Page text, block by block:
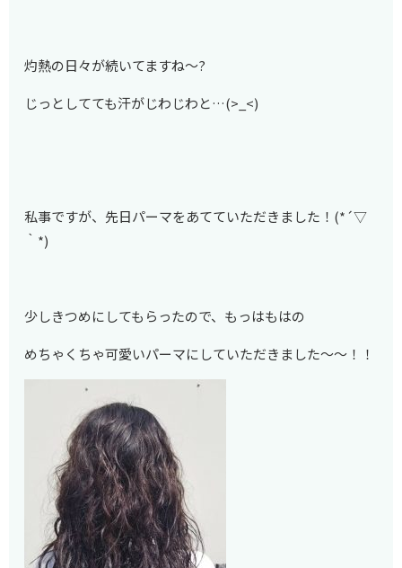
灼熱の日々が続いてますね～?
じっとしてても汗がじわじわと…(>_<)
私事ですが、先日パーマをあてていただきました！(*´▽
｀*)
少しきつめにしてもらったので、もっはもはの
めちゃくちゃ可愛いパーマにしていただきました～～！！